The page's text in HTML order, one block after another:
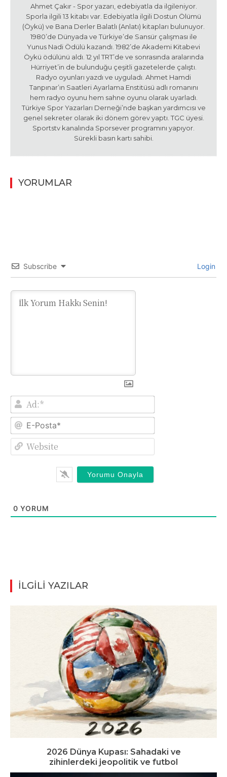
Ahmet Çakır - Spor yazarı, edebiyatla da ilgileniyor.
Sporla ilgili 13 kitabı var. Edebiyatla ilgili Dostun Ölümü
(Öykü) ve Bana Derler Balatlı (Anlatı) kitapları bulunuyor.
1980’de Dünyada ve Türkiye’de Sansür çalışması ile
Yunus Nadi Ödülü kazandı. 1982’de Akademi Kitabevi
Öykü ödülünü aldı. 12 yıl TRT’de ve sonrasında aralarında
Hürriyet’in de bulunduğu çeşitli gazetelerde çalıştı.
Radyo oyunları yazdı ve uyguladı. Ahmet Hamdi
Tanpınar’ın Saatleri Ayarlama Enstitüsü adlı romanını
hem radyo oyunu hem sahne oyunu olarak uyarladı.
Türkiye Spor Yazarları Derneği’nde başkan yardımcısı ve
genel sekreter olarak iki dönem görev yaptı. TGC üyesi.
Sportstv kanalında Sporsever programını yapıyor.
Sürekli basın kartı sahibi.
YORUMLAR
Subscribe Login
Ad:*
E-
0 YORUM
İLGİLİ YAZILAR
2026 Dünya Kupası: Sahadaki ve
zihinlerdeki jeopolitik ve futbol